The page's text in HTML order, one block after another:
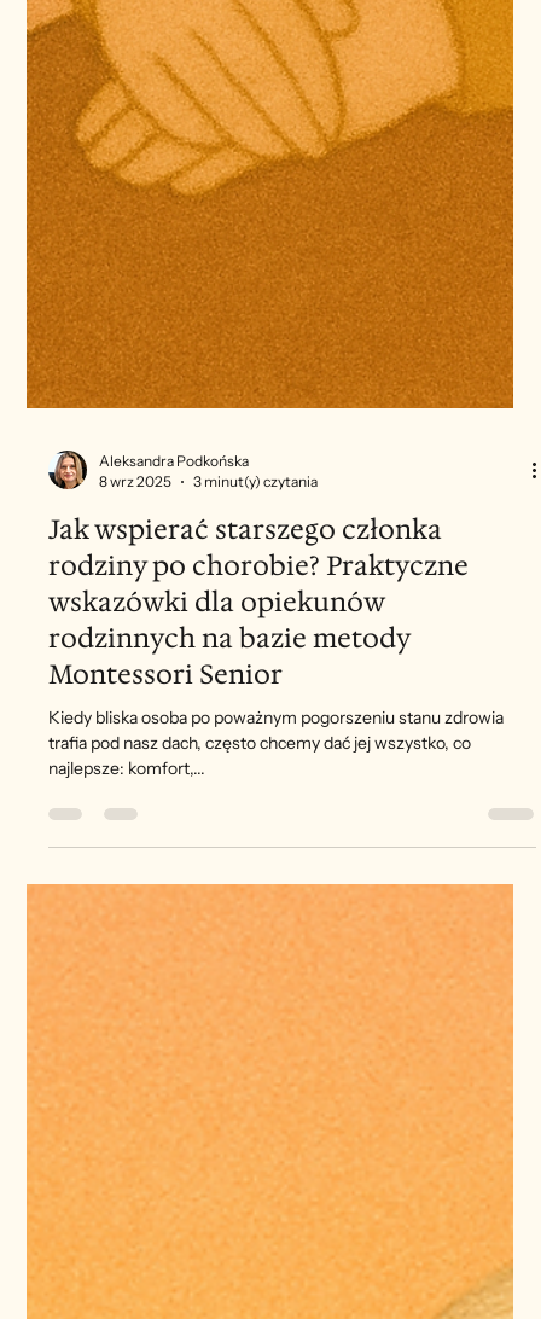
Aleksandra Podkońska
8 wrz 2025
3 minut(y) czytania
Jak wspierać starszego członka
rodziny po chorobie? Praktyczne
wskazówki dla opiekunów
rodzinnych na bazie metody
Montessori Senior
Kiedy bliska osoba po poważnym pogorszeniu stanu zdrowia